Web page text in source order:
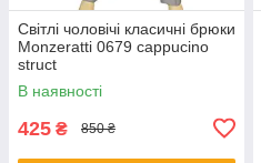
Світлі чоловічі класичні брюки
Monzeratti 0679 cappucino
struct
В наявності
425 ₴ 850 ₴